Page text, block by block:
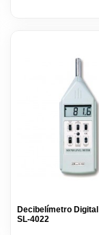
Decibelímetro Digital
SL-4022